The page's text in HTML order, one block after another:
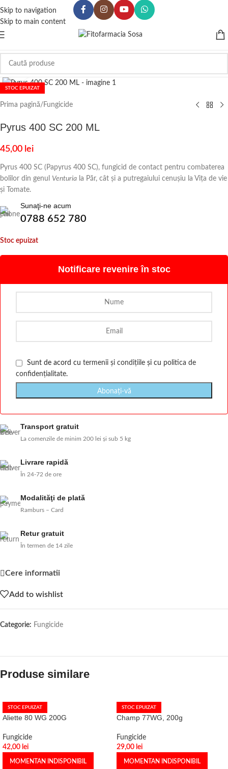
Skip to navigation
Skip to main content
STOC EPUIZAT
Prima pagină/ Fungicide
Pyrus 400 SC 200 ML
45,00 lei
Pyrus 400 SC (Papyrus 400 SC), fungicid de contact pentru combaterea
bolilor din genul Venturia la Păr, cât și a putregaiului cenușiu la Vița de vie
și Tomate.
Sunaţi-ne acum
0788 652 780
Stoc epuizat
Notificare revenire în stoc
Sunt de acord cu termenii și condițiile și cu politica de
confidențialitate.
Transport gratuit
La comenzile de minim 200 lei și sub 5 kg
Livrare rapidă
În 24-72 de ore
Modalităţi de plată
Ramburs – Card
Retur gratuit
În termen de 14 zile
Cere informatii
Add to wishlist
Categorie: Fungicide
Produse similare
STOC EPUIZAT
Aliette 80 WG 200G
Fungicide
42,00 lei
MOMENTAN INDISPONIBIL
STOC EPUIZAT
Champ 77WG, 200g
Fungicide
29,00 lei
MOMENTAN INDISPONIBIL